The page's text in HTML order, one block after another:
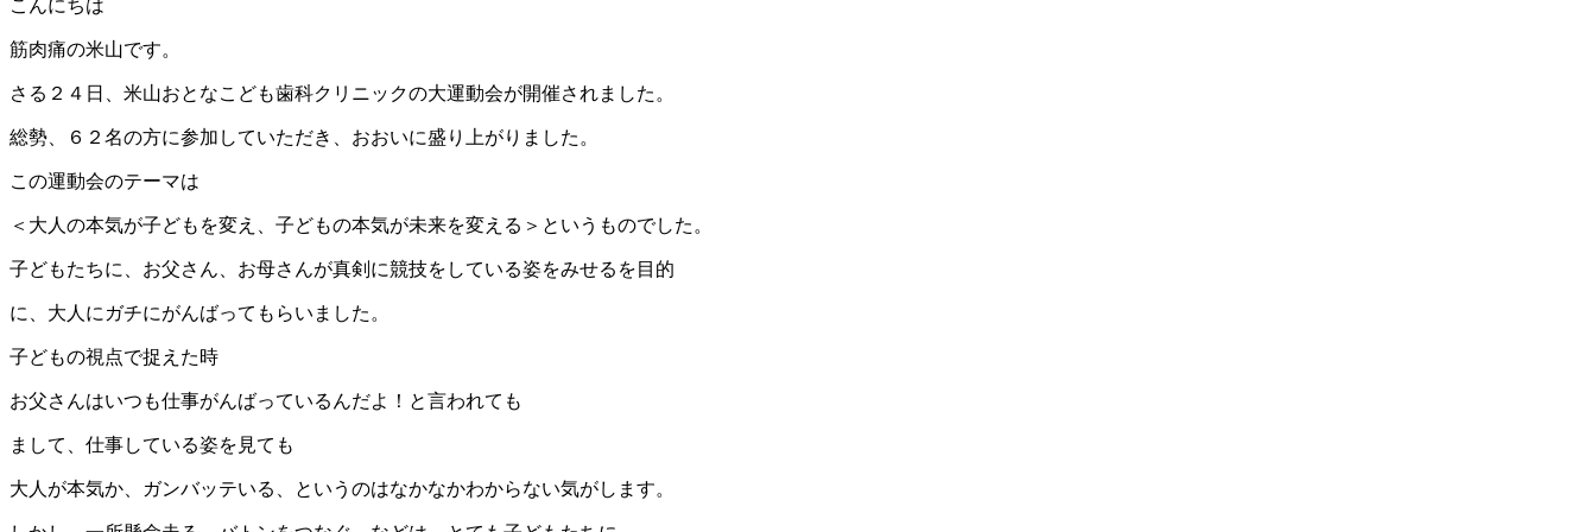
こんにちは
筋肉痛の米山です。
さる２４日、米山おとなこども歯科クリニックの大運動会が開催されました。
総勢、６２名の方に参加していただき、おおいに盛り上がりました。
この運動会のテーマは
＜大人の本気が子どもを変え、子どもの本気が未来を変える＞というものでした。
子どもたちに、お父さん、お母さんが真剣に競技をしている姿をみせるを目的
に、大人にガチにがんばってもらいました。
子どもの視点で捉えた時
お父さんはいつも仕事がんばっているんだよ！と言われても
まして、仕事している姿を見ても
大人が本気か、ガンバッテいる、というのはなかなかわからない気がします。